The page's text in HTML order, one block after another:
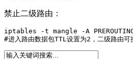
禁止二级路由：
iptables -t mangle -A
#进入路由数据包TTL设置为2，二级路由可